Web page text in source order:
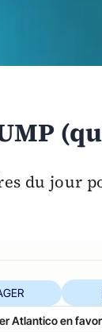
du jour
Atlantico en